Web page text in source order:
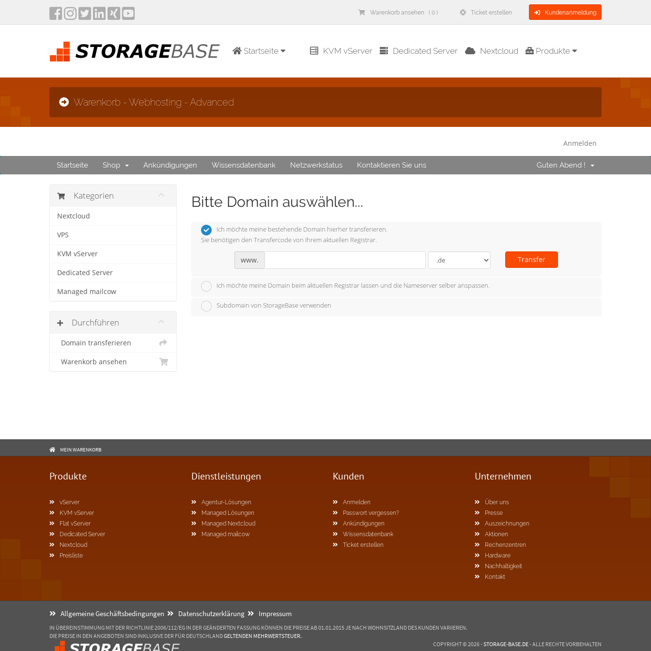
Warenkorb ansehen ( 0 ) Ticket erstellen Kundenanmeldung
Startseite KVM vServer Dedicated Server Nextcloud Produkte
Warenkorb - Webhosting - Advanced
Anmelden
Startseite Shop Ankündigungen Wissensdatenbank Netzwerkstatus Kontaktieren Sie uns Guten Abend !
Bitte Domain auswählen...
Kategorien
Nextcloud
VPS
KVM vServer
Dedicated Server
Managed mailcow
Durchführen
Domain transferieren
Warenkorb ansehen
Ich möchte meine bestehende Domain hierher transferieren.
Sie benötigen den Transfercode von Ihrem aktuellen Registrar.
www. Transfer
Ich möchte meine Domain beim aktuellen Registrar lassen und die Nameserver selber anspassen.
Subdomain von StorageBase verwenden
MEIN WARENKORB
Produkte
vServer
KVM vServer
Flat vServer
Dedicated Server
Nextcloud
Preisliste
Dienstleistungen
Agentur-Lösungen
Managed Lösungen
Managed Nextcloud
Managed mailcow
Kunden
Anmelden
Passwort vergessen?
Ankündigungen
Wissensdatenbank
Ticket erstellen
Unternehmen
Über uns
Presse
Auszeichnungen
Aktionen
Rechenzentren
Hardware
Nachhaltigkeit
Kontakt
Allgemeine Geschäftsbedingungen Datenschutzerklärung Impressum
IN ÜBEREINSTIMMUNG MIT DER RICHTLINIE 2006/112/EG IN DER GEÄNDERTEN FASSUNG KÖNNEN DIE PREISE AB 01.01.2015 JE NACH WOHNSITZLAND DES KUNDEN VARIIEREN.
DIE PREISE IN DEN ANGEBOTEN SIND INKLUSIVE DER FÜR DEUTSCHLANDGELTENDEN MEHRWERTSTEUER.
COPYRIGHT © 2026 -STORAGE-BASE.DE- ALLE RECHTE VORBEHALTEN